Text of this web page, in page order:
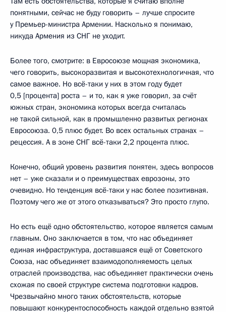
понятными, сейчас не буду говорить – лучше спросите
у Премьер-министра Армении. Насколько я понимаю,
никуда Армения из СНГ не уходит.
Более того, смотрите: в Евросоюзе мощная экономика,
чего говорить, высокоразвитая и высокотехнологичная, что
самое важное. Но всё-таки у них в этом году будет
0,5 [процента] роста – и то, как я уже говорил, за счёт
южных стран, экономика которых всегда считалась
не такой сильной, как в промышленно развитых регионах
Евросоюза. 0,5 плюс будет. Во всех остальных странах –
рецессия. А в зоне СНГ всё-таки 2,2 процента плюс.
Конечно, общий уровень развития понятен, здесь вопросов
нет – уже сказали и о преимуществах еврозоны, это
очевидно. Но тенденция всё-таки у нас более позитивная.
Поэтому чего же от этого отказываться? Это просто глупо.
Но есть ещё одно обстоятельство, которое является самым
главным. Оно заключается в том, что нас объединяет
единая инфраструктура, доставшаяся ещё от Советского
Союза, нас объединяет взаимодополняемость целых
отраслей производства, нас объединяет практически очень
схожая по своей структуре система подготовки кадров.
Чрезвычайно много таких обстоятельств, которые
повышают конкурентоспособность каждой отдельно взятой